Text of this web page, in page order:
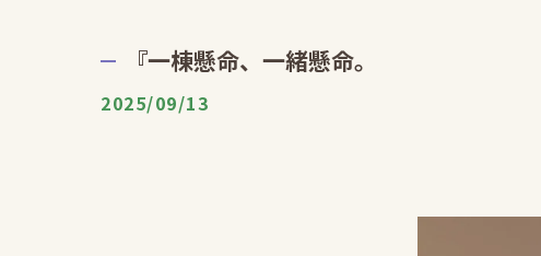
『一棟懸命、一緒懸命。
2025/09/13